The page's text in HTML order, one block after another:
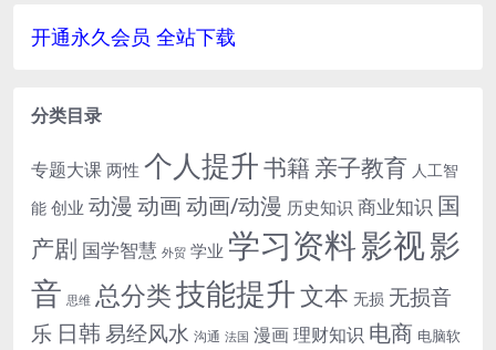
开通永久会员 全站下载
分类目录
专题大课 两性 个人提升书籍 亲子教育 人工智
能 创业 动漫 动画动画/动漫 历史知识 商业知识 国
产剧 国学智慧 外贸 学业 学习资料影视影
音 思维 总分类技能提升文本 无损 无损音
乐 日韩易经风水 沟通 法国 漫画理财知识 电商 电脑软